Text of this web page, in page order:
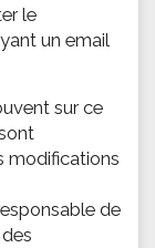
le
un email
sur ce
modifications
de